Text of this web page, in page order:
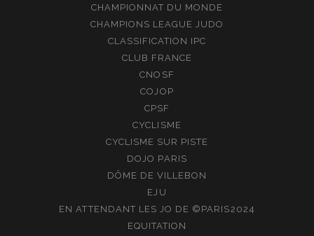
CHAMPIONNAT DU MONDE
CHAMPIONS LEAGUE JUDO
CLASSIFICATION IPC
CLUB FRANCE
CNOSF
COJOP
CPSF
CYCLISME
CYCLISME SUR PISTE
DOJO PARIS
DÔME DE VILLEBON
EJU
EN ATTENDANT LES JO DE ©PARIS2024
EQUITATION